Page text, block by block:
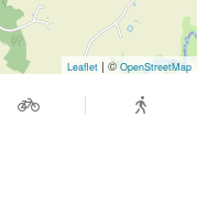
Leaflet | © OpenStreetMap